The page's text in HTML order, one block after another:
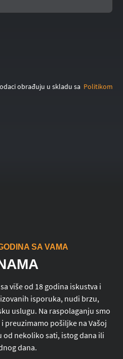
obrađuju u skladu sa Politikom
SA VAMA
više od 18 godina iskustva i
isporuka, nudi brzu,
uslugu. Na raspolaganju smo
preuzimamo pošiljke na Vašoj
nekoliko sati, istog dana ili
dana.